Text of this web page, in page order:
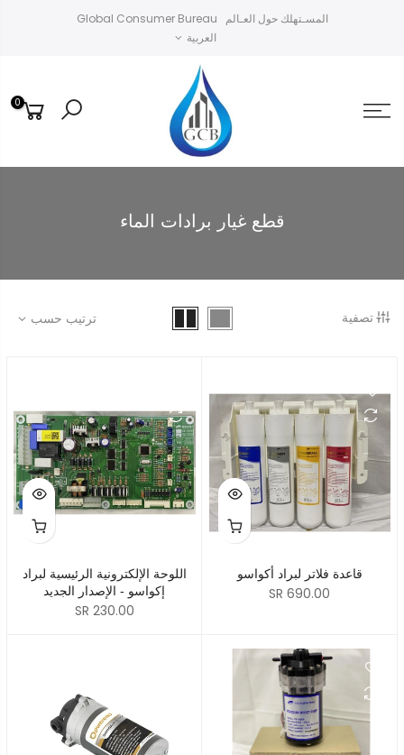
Global Consumer Bureau المسـتهلك حول العـالم
العربية
0
قطع غيار برادات الماء
تصفية ترتيب حسب
قاعدة فلاتر لبراد أكواسو
SR 690.00
اللوحة الإلكترونية الرئيسية لبراد
إكواسو - الإصدار الجديد
SR 230.00